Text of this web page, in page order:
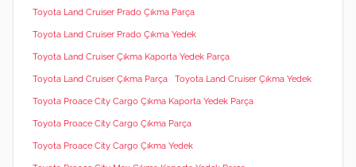
Toyota Land Cruiser Prado Çıkma Parça
Toyota Land Cruiser Prado Çıkma Yedek
Toyota Land Cruiser Çıkma Kaporta Yedek Parça
Toyota Land Cruiser Çıkma Parça Toyota Land Cruiser Çıkma Yedek
Toyota Proace City Cargo Çıkma Kaporta Yedek Parça
Toyota Proace City Cargo Çıkma Parça
Toyota Proace City Cargo Çıkma Yedek